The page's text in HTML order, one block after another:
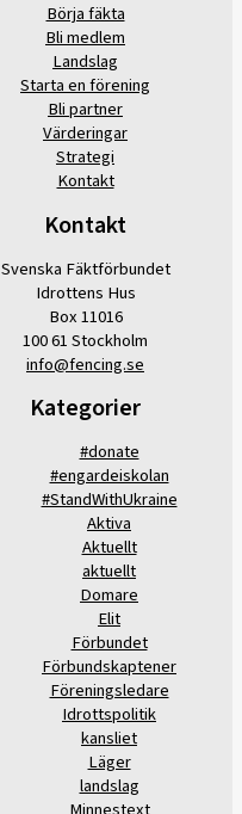
Börja fäkta
Bli medlem
Landslag
Starta en förening
Bli partner
Värderingar
Strategi
Kontakt
Kontakt
Svenska Fäktförbundet
Idrottens Hus
Box 11016
100 61 Stockholm
info@fencing.se
Kategorier
#donate
#engardeiskolan
#StandWithUkraine
Aktiva
Aktuellt
aktuellt
Domare
Elit
Förbundet
Förbundskaptener
Föreningsledare
Idrottspolitik
kansliet
Läger
landslag